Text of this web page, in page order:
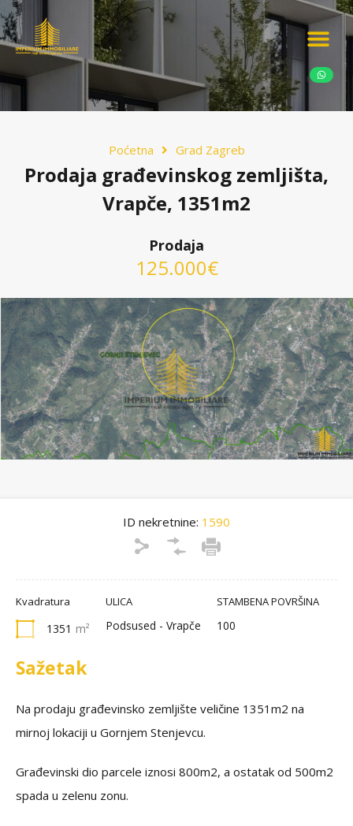
Poćetna Grad Zagreb
Prodaja građevinskog zemljišta,
Vrapče, 1351m2
Prodaja
125.000€
ID nekretnine: 1590
Kvadratura
1351 m²
ULICA
Podsused - Vrapče
STAMBENA POVRŠINA
100
Sažetak
Na prodaju građevinsko zemljište veličine 1351m2 na
mirnoj lokaciji u Gornjem Stenjevcu.
Građevinski dio parcele iznosi 800m2, a ostatak od 500m2
spada u zelenu zonu.